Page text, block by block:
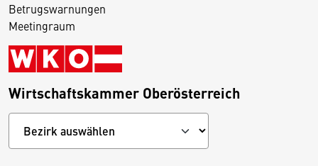
Betrugswarnungen
Meetingraum
Wirtschaftskammer Oberösterreich